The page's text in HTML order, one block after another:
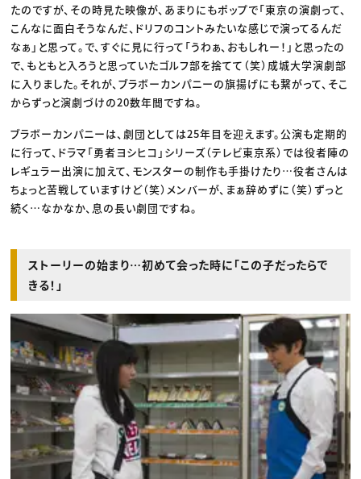
たのですが、その時見た映像が、あまりにもポップで「東京の演劇って、
こんなに面白そうなんだ、ドリフのコントみたいな感じで演ってるんだ
なぁ」と思って。で、すぐに見に行って「うわぁ、おもしれー！」と思ったの
で、もともと入ろうと思っていたゴルフ部を捨てて（笑）成城大学演劇部
に入りました。それが、ブラボーカンパニーの旗揚げにも繋がって、そこ
からずっと演劇づけの20数年間ですね。
ブラボーカンパニーは、劇団としては25年目を迎えます。公演も定期的
に行って、ドラマ「勇者ヨシヒコ」シリーズ（テレビ東京系）では役者陣の
レギュラー出演に加えて、モンスターの制作も手掛けたり…役者さんは
ちょっと苦戦していますけど（笑）メンバーが、まぁ辞めずに（笑）ずっと
続く…なかなか、息の長い劇団ですね。
ストーリーの始まり…初めて会った時に「この子だったらで
きる！」